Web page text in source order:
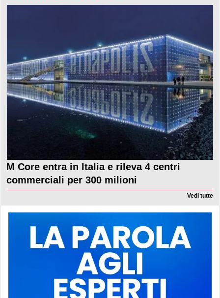
M Core entra in Italia e rileva 4 centri
commerciali per 300 milioni
Vedi tutte